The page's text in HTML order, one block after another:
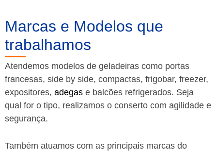
Marcas e Modelos que
trabalhamos
Atendemos modelos de geladeiras como portas
francesas, side by side, compactas, frigobar, freezer,
expositores, adegas e balcões refrigerados. Seja
qual for o tipo, realizamos o conserto com agilidade e
segurança.
Também atuamos com as principais marcas do